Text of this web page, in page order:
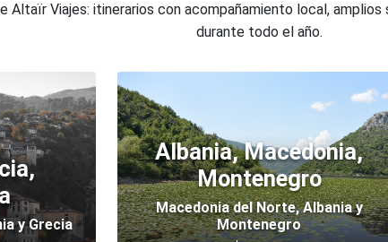
Altaïr Viajes: itinerarios con acompañamiento local, amplios
durante todo el año.
y Grecia
Albania, Macedonia,
Montenegro
Macedonia del Norte, Albania y
Montenegro